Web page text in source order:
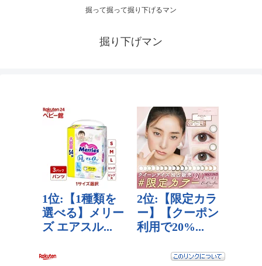
掘って掘って掘り下げるマン
掘り下げマン